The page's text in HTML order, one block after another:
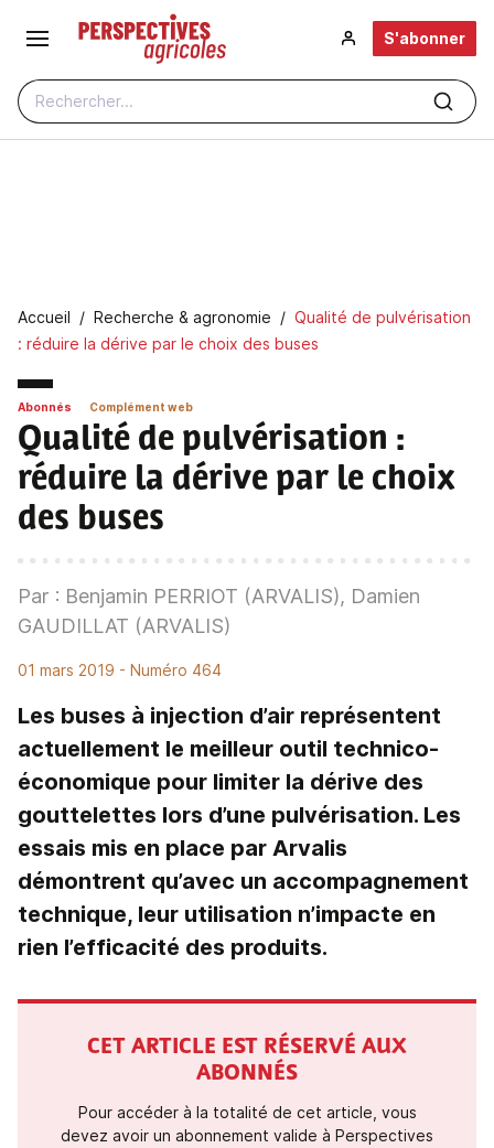
Aller au contenu principal
Rechercher...
S'abonner
Fil d'Ariane
Accueil Recherche & agronomie
Qualité de pulvérisation
: réduire la dérive par le choix des buses
Abonnés Complément web
Qualité de pulvérisation :
réduire la dérive par le choix
des buses
Par : Benjamin PERRIOT (ARVALIS), Damien
GAUDILLAT (ARVALIS)
01 mars 2019 - Numéro 464
Les buses à injection d’air représentent
actuellement le meilleur outil technico-
économique pour limiter la dérive des
gouttelettes lors d’une pulvérisation. Les
essais mis en place par Arvalis
démontrent qu’avec un accompagnement
technique, leur utilisation n’impacte en
rien l’efficacité des produits.
CET ARTICLE EST RÉSERVÉ AUX
ABONNÉS
Pour accéder à la totalité de cet article, vous
devez avoir un abonnement valide à Perspectives